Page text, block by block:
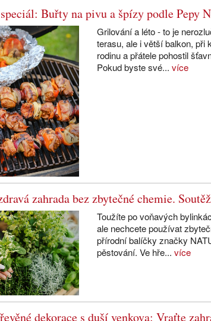
Buřty na pivu a špízy podle Pepy
Grilování a léto - to je
terasu, ale i větší balkon, při
rodinu a přátele pohostil
Pokud byste své...více
zahrada bez zbytečné chemie.
Toužíte po voňavých
ale nechcete používat
přírodní balíčky značky
pěstování. Ve hře...více
dekorace s duší venkova: Vraťte